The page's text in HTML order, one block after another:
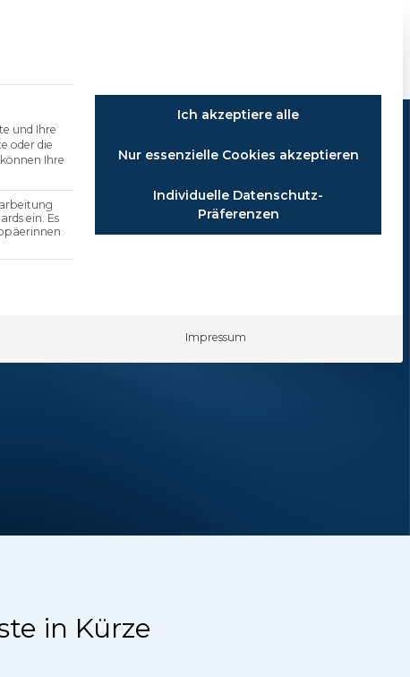
in Kürze
und Ihre
oder die
Ihre
ein. Es
Gruppe ist essenziell und kann nicht
Ich akzeptiere alle
Nur essenzielle Cookies akzeptieren
Individuelle Datenschutz-
Präferenzen
Impressum